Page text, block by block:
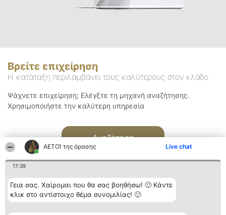
ΑΕΤΟΊ της όρασης Live chat
17:39
Γεια σας. Χαίρομαι που θα σας βοηθήσω! 🙂 Κάντε
κλικ στο αντίστοιχο θέμα συνομιλίας! 🙂
Βρείτε επιχείρηση
Η κατάταξη περιλαμβάνει τους καλύτερους στον κλάδο
Ψάχνετε επιχείρηση; Ελέγξτε τη μηχανή αναζήτησης.
Χρησιμοποιήστε την καλύτερη υπηρεσία
Αναζήτηση
Διοργανωτής της
Κατάταξη Επικοινωνία